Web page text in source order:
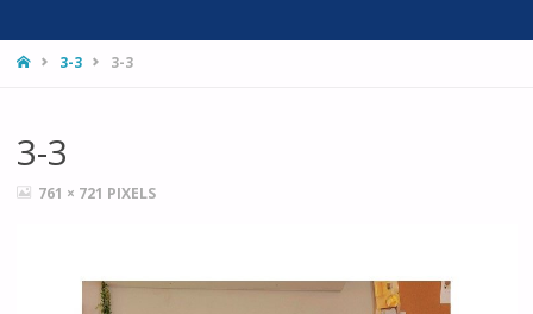
HOME3-3 3-3
3-3
FULL761 × 721 PIXELS